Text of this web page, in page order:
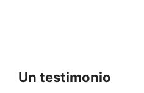
Un testimonio